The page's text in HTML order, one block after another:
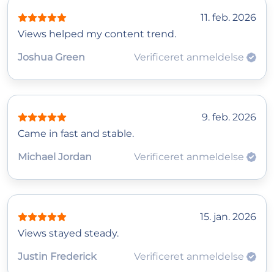
11. feb. 2026
Views helped my content trend.
Joshua Green
Verificeret anmeldelse
9. feb. 2026
Came in fast and stable.
Michael Jordan
Verificeret anmeldelse
15. jan. 2026
Views stayed steady.
Justin Frederick
Verificeret anmeldelse